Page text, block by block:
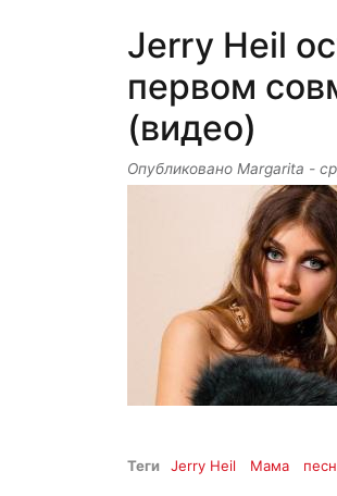
Jerry Heil
первом
(видео)
Опубликовано Margarita -
Теги Jerry Heil Мама